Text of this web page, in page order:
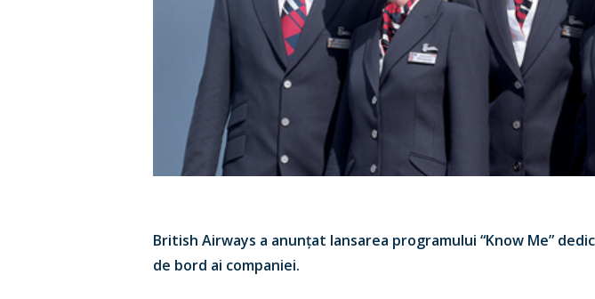
British Airways a anunțat lansarea programului “Know Me”
de bord ai companiei.